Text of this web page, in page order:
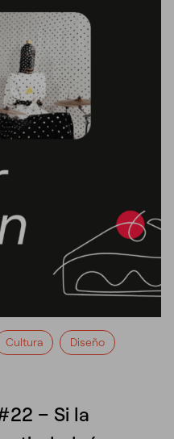
Cultura Diseño
– Si la